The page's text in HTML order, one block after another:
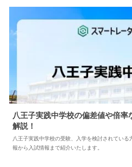
中学情報
八王子実践中学校の偏差値や倍率
解説！
八王子実践中学校の受験、入学を検討されている
報から入試情報まで紹介いたします。